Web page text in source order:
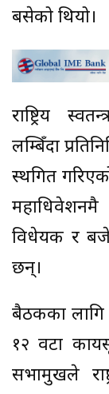
बसेको थियो।
राष्ट्रिय
लम्बिँदा
स्थगित
विधेयक र
छन्।
बैठकका लागि
१२ वटा
सभामुखले